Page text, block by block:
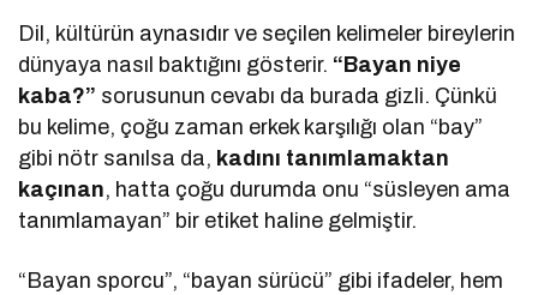
Dil, kültürün aynasıdır ve seçilen kelimeler bireylerin
dünyaya nasıl baktığını gösterir. “Bayan niye
kaba?” sorusunun cevabı da burada gizli. Çünkü
bu kelime, çoğu zaman erkek karşılığı olan “bay”
gibi nötr sanılsa da, kadını tanımlamaktan
kaçınan, hatta çoğu durumda onu “süsleyen ama
tanımlamayan” bir etiket haline gelmiştir.
“Bayan sporcu”, “bayan sürücü” gibi ifadeler, hem